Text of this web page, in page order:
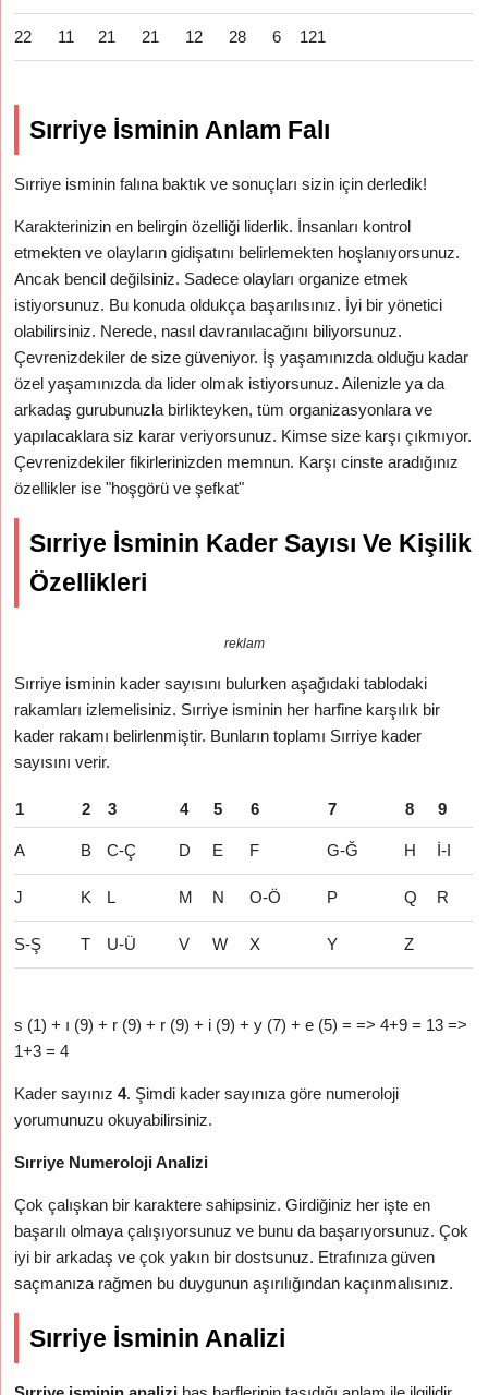
22 11 21 21 12 28 6 121
Sırriye İsminin Anlam Falı
Sırriye isminin falına baktık ve sonuçları sizin için derledik!
Karakterinizin en belirgin özelliği liderlik. İnsanları kontrol
etmekten ve olayların gidişatını belirlemekten hoşlanıyorsunuz.
Ancak bencil değilsiniz. Sadece olayları organize etmek
istiyorsunuz. Bu konuda oldukça başarılısınız. İyi bir yönetici
olabilirsiniz. Nerede, nasıl davranılacağını biliyorsunuz.
Çevrenizdekiler de size güveniyor. İş yaşamınızda olduğu kadar
özel yaşamınızda da lider olmak istiyorsunuz. Ailenizle ya da
arkadaş gurubunuzla birlikteyken, tüm organizasyonlara ve
yapılacaklara siz karar veriyorsunuz. Kimse size karşı çıkmıyor.
Çevrenizdekiler fikirlerinizden memnun. Karşı cinste aradığınız
özellikler ise "hoşgörü ve şefkat"
Sırriye İsminin Kader Sayısı Ve Kişilik
Özellikleri
reklam
Sırriye isminin kader sayısını bulurken aşağıdaki tablodaki
rakamları izlemelisiniz. Sırriye isminin her harfine karşılık bir
kader rakamı belirlenmiştir. Bunların toplamı Sırriye kader
sayısını verir.
1 2 3 4 5 6 7 8 9
A B C-Ç D E F G-Ğ H İ-I
J K L M N O-Ö P Q R
S-Ş T U-Ü V W X Y Z
s (1) + ı (9) + r (9) + r (9) + i (9) + y (7) + e (5) = => 4+9 = 13 =>
1+3 = 4
Kader sayınız4. Şimdi kader sayınıza göre numeroloji
yorumunuzu okuyabilirsiniz.
Sırriye Numeroloji Analizi
Çok çalışkan bir karaktere sahipsiniz. Girdiğiniz her işte en
başarılı olmaya çalışıyorsunuz ve bunu da başarıyorsunuz. Çok
iyi bir arkadaş ve çok yakın bir dostsunuz. Etrafınıza güven
saçmanıza rağmen bu duygunun aşırılığından kaçınmalısınız.
Sırriye İsminin Analizi